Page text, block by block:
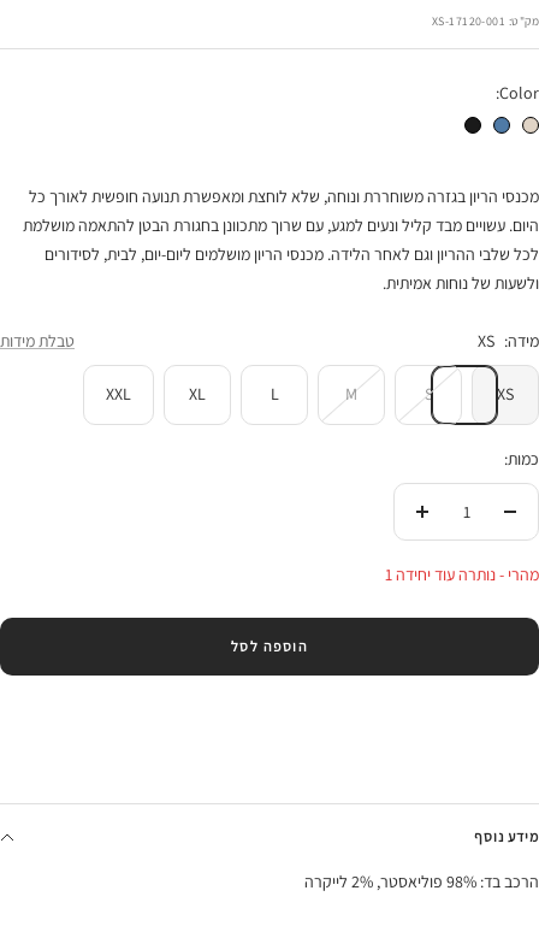
בהנחה
מק"ט: 17120-001-XS
Color:
מכנסי הריון אליסון אבן מכנסי הריון אליסון ג'ינס מכנסי הריון אליסון שחור
מכנסי הריון בגזרה משוחררת ונוחה, שלא לוחצת ומאפשרת תנועה חופשית לאורך כל
היום. עשויים מבד קליל ונעים למגע, עם שרוך מתכוונן בחגורת הבטן להתאמה מושלמת
לכל שלבי ההריון וגם לאחר הלידה. מכנסי הריון מושלמים ליום-יום, לבית, לסידורים
ולשעות של נוחות אמיתית.
מידה: XS טבלת מידות
XS
S
M
L
XL
XXL
כמות:
העלי
מהרי - נותרה עוד יחידה 1
הוספה לסל
מידע נוסף
הרכב בד: 98% פוליאסטר, 2% לייקרה